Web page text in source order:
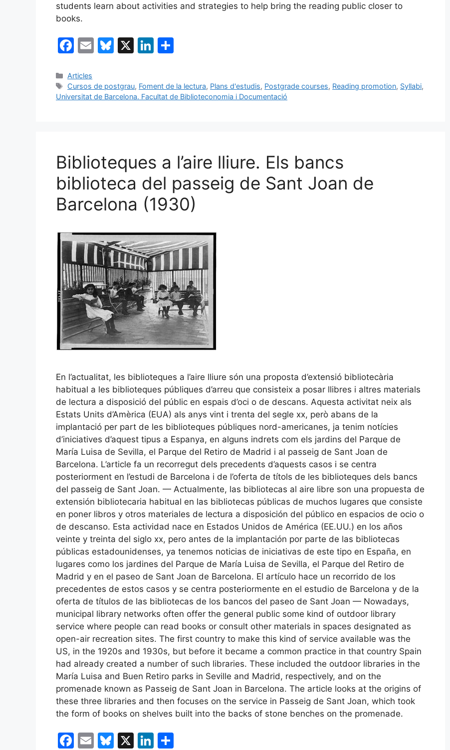
students learn about activities and strategies to help bring the reading public closer to
books.
F
c
e
k
E
l
Bl
s
X
Li
e p
Categories
Articles
Etiquetes
Cursos de postgrau, Foment de la lectura, Plans d'estudis, Postgrade courses, Reading promotion, Syllabi,
Universitat de Barcelona. Facultat de Biblioteconomia i Documentació
Biblioteques a l’aire lliure. Els bancs
biblioteca del passeig de Sant Joan de
Barcelona (1930)
En l’actualitat, les biblioteques a l’aire lliure són una proposta d’extensió bibliotecària
habitual a les biblioteques públiques d’arreu que consisteix a posar llibres i altres materials
de lectura a disposició del públic en espais d’oci o de descans. Aquesta activitat neix als
Estats Units d’Amèrica (EUA) als anys vint i trenta del segle xx, però abans de la
implantació per part de les biblioteques públiques nord-americanes, ja tenim notícies
d’iniciatives d’aquest tipus a Espanya, en alguns indrets com els jardins del Parque de
María Luisa de Sevilla, el Parque del Retiro de Madrid i al passeig de Sant Joan de
Barcelona. L’article fa un recorregut dels precedents d’aquests casos i se centra
posteriorment en l’estudi de Barcelona i de l’oferta de títols de les biblioteques dels bancs
del passeig de Sant Joan. — Actualmente, las bibliotecas al aire libre son una propuesta de
extensión bibliotecaria habitual en las bibliotecas públicas de muchos lugares que consiste
en poner libros y otros materiales de lectura a disposición del público en espacios de ocio o
de descanso. Esta actividad nace en Estados Unidos de América (EE.UU.) en los años
veinte y treinta del siglo xx, pero antes de la implantación por parte de las bibliotecas
públicas estadounidenses, ya tenemos noticias de iniciativas de este tipo en España, en
lugares como los jardines del Parque de María Luisa de Sevilla, el Parque del Retiro de
Madrid y en el paseo de Sant Joan de Barcelona. El artículo hace un recorrido de los
precedentes de estos casos y se centra posteriormente en el estudio de Barcelona y de la
oferta de títulos de las bibliotecas de los bancos del paseo de Sant Joan — Nowadays,
municipal library networks often offer the general public some kind of outdoor library
service where people can read books or consult other materials in spaces designated as
open-air recreation sites. The first country to make this kind of service available was the
US, in the 1920s and 1930s, but before it became a common practice in that country Spain
had already created a number of such libraries. These included the outdoor libraries in the
María Luisa and Buen Retiro parks in Seville and Madrid, respectively, and on the
promenade known as Passeig de Sant Joan in Barcelona. The article looks at the origins of
these three libraries and then focuses on the service in Passeig de Sant Joan, which took
the form of books on shelves built into the backs of stone benches on the promenade.
F
E
Bl X
Li